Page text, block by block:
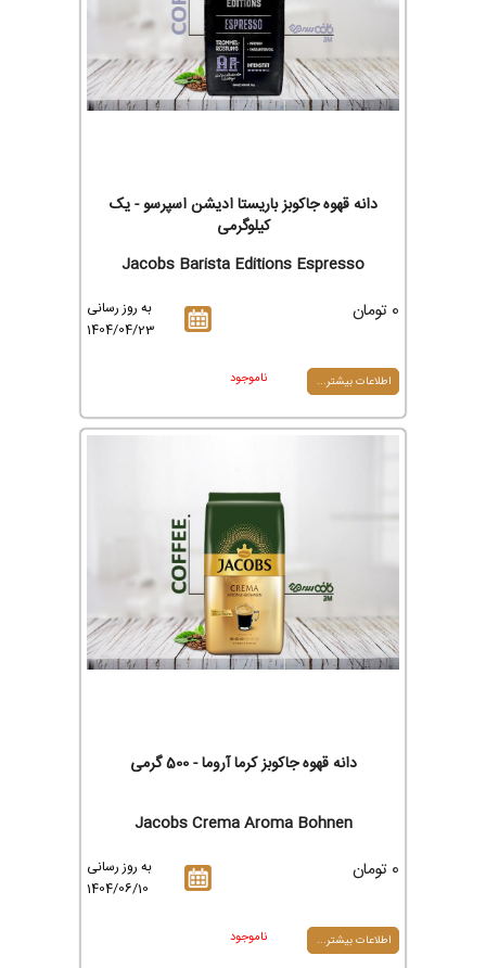
دانه قهوه جاکوبز باریستا ادیشن اسپرسو - یک
کیلوگرمی
Jacobs Barista Editions Espresso
به روز رسانی
1404/04/23
0 تومان
اطلاعات بیشتر... ناموجود
دانه قهوه جاکوبز کرما آروما - 500 گرمی
Jacobs Crema Aroma Bohnen
به روز رسانی
1404/06/10
0 تومان
اطلاعات بیشتر... ناموجود